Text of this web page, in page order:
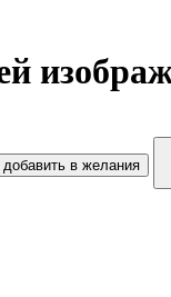
| добавить в желания